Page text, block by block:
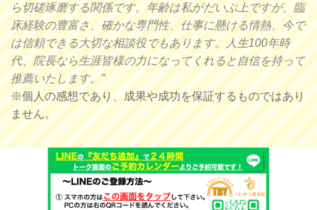
ら切磋琢磨する関係です。年齢は私がだいぶ上ですが、臨
床経験の豊富さ、確かな専門性、仕事に懸ける情熱、今で
は信頼できる大切な相談役でもあります。人生100年時
代、院長なら生涯皆様の力になってくれると自信を持って
推薦いたします。”
※個人の感想であり、成果や成功を保証するものではあり
ません。